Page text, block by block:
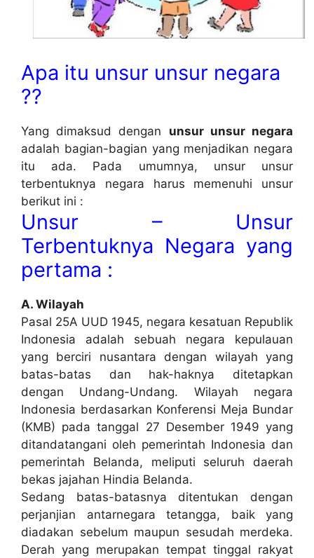
Apa itu unsur unsur negara
??
Yang dimaksud dengan unsur unsur negara
adalah bagian-bagian yang menjadikan negara
itu ada. Pada umumnya, unsur unsur
terbentuknya negara harus memenuhi unsur
berikut ini :
Unsur – Unsur
Terbentuknya Negara yang
pertama :
A. Wilayah
Pasal 25A UUD 1945, negara kesatuan Republik
Indonesia adalah sebuah negara kepulauan
yang berciri nusantara dengan wilayah yang
batas-batas dan hak-haknya ditetapkan
dengan Undang-Undang. Wilayah negara
Indonesia berdasarkan Konferensi Meja Bundar
(KMB) pada tanggal 27 Desember 1949 yang
ditandatangani oleh pemerintah Indonesia dan
pemerintah Belanda, meliputi seluruh daerah
bekas jajahan Hindia Belanda.
Sedang batas-batasnya ditentukan dengan
perjanjian antarnegara tetangga, baik yang
diadakan sebelum maupun sesudah merdeka.
Derah yang merupakan tempat tinggal rakyat